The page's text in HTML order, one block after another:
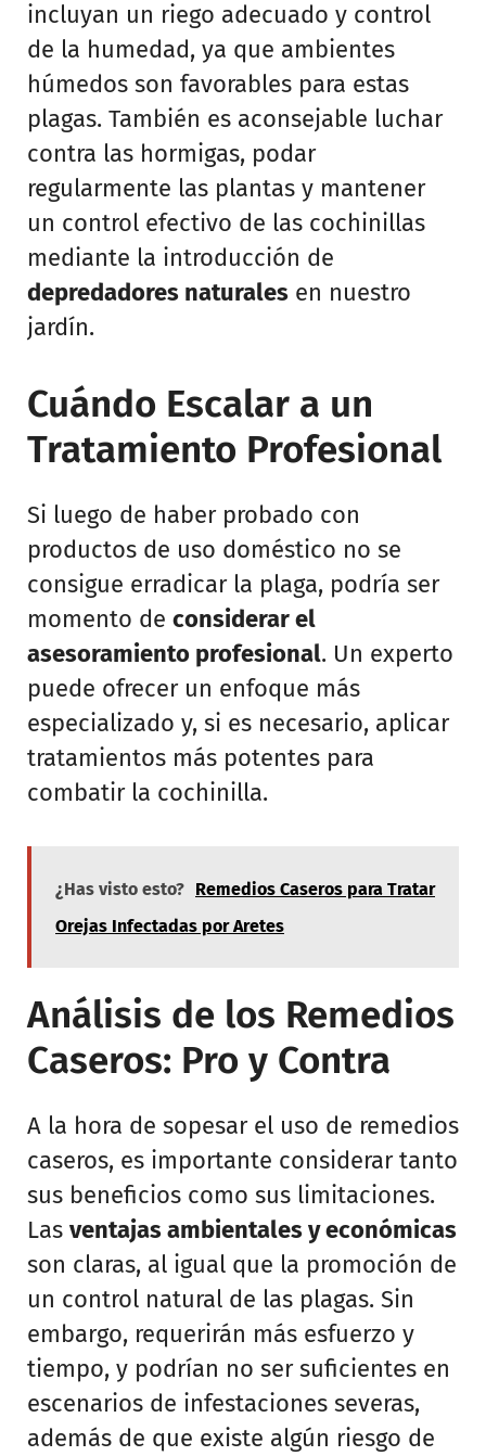
incluyan un riego adecuado y control
de la humedad, ya que ambientes
húmedos son favorables para estas
plagas. También es aconsejable luchar
contra las hormigas, podar
regularmente las plantas y mantener
un control efectivo de las cochinillas
mediante la introducción de
depredadores naturales en nuestro
jardín.
Cuándo Escalar a un
Tratamiento Profesional
Si luego de haber probado con
productos de uso doméstico no se
consigue erradicar la plaga, podría ser
momento de considerar el
asesoramiento profesional. Un experto
puede ofrecer un enfoque más
especializado y, si es necesario, aplicar
tratamientos más potentes para
combatir la cochinilla.
¿Has visto esto? Remedios Caseros para Tratar
Orejas Infectadas por Aretes
Análisis de los Remedios
Caseros: Pro y Contra
A la hora de sopesar el uso de remedios
caseros, es importante considerar tanto
sus beneficios como sus limitaciones.
Las ventajas ambientales y económicas
son claras, al igual que la promoción de
un control natural de las plagas. Sin
embargo, requerirán más esfuerzo y
tiempo, y podrían no ser suficientes en
escenarios de infestaciones severas,
además de que existe algún riesgo de